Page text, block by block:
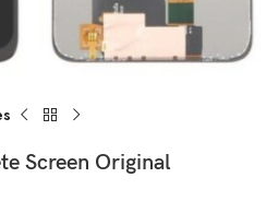
Screen Original